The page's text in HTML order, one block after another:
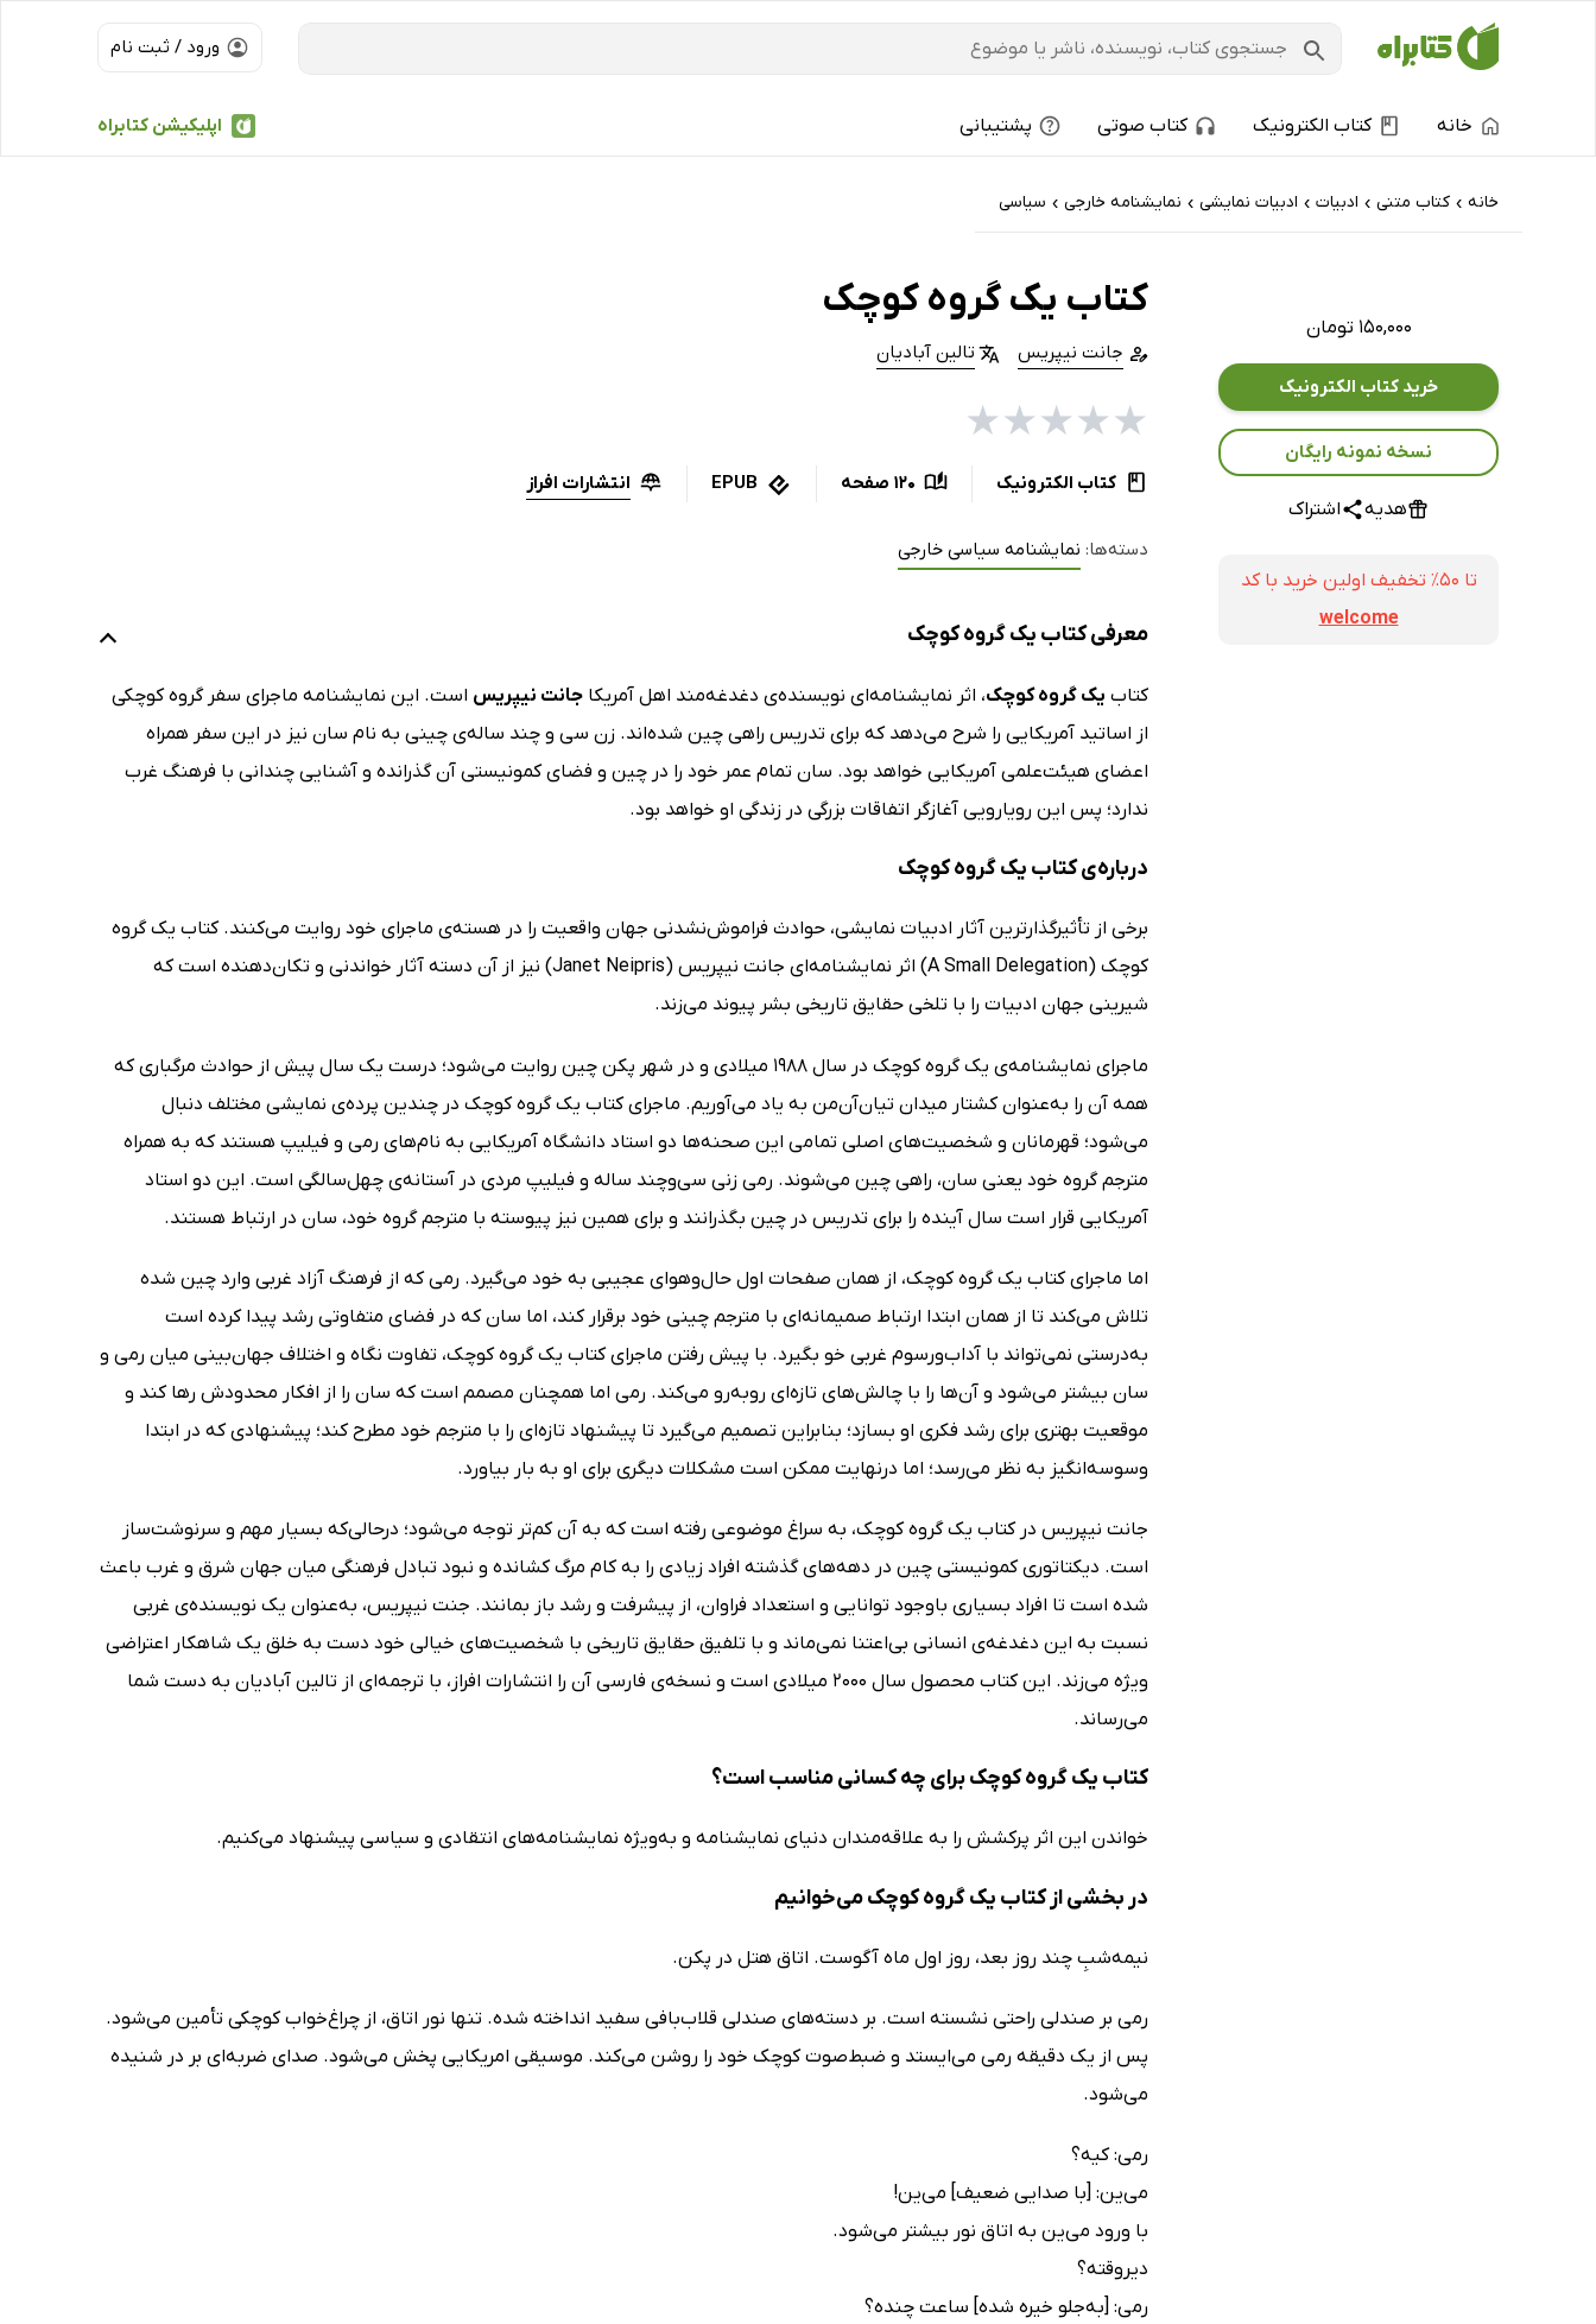
ورود / ثبت نام
اپلیکیشن کتابراه خانه کتاب الکترونیک کتاب صوتی پشتیبانی
خانه › کتاب‌ متنی › ادبیات › ادبیات نمایشی › نمایشنامه خارجی › سیاسی
۱۵۰,۰۰۰ تومان
خرید کتاب الکترونیک
نسخه نمونه رایگان
هدیه اشتراک
تا ۵۰٪ تخفیف اولین خرید با کد
welcome
کتاب یک گروه کوچک
جانت نیپریس تالین آبادیان
★
★
★
★
★
کتاب الکترونیک 120 صفحه EPUB انتشارات افراز
دسته‌ها: نمایشنامه سیاسی خارجی
معرفی کتاب یک گروه کوچک
کتاب یک گروه کوچک، اثر نمایشنامه‌ای نویسنده‌ی دغدغه‌مند اهل آمریکا جانت نیپریس است. این نمایشنامه ماجرای سفر گروه کوچکی
از اساتید آمریکایی را شرح می‌دهد که برای تدریس راهی چین شده‌اند. زن سی و چند ساله‌ی چینی به نام سان نیز در این سفر همراه
اعضای هیئت‌علمی آمریکایی خواهد بود. سان تمام عمر خود را در چین و فضای کمونیستی آن گذرانده و آشنایی چندانی با فرهنگ غرب
ندارد؛ پس این رویارویی آغازگر اتفاقات بزرگی در زندگی او خواهد بود.
درباره‌‌ی کتاب یک گروه کوچک
برخی از تأثیرگذارترین آثار ادبیات نمایشی، حوادث فراموش‌نشدنی جهان واقعیت را در هسته‌ی ماجرای خود روایت می‌کنند. کتاب یک گروه
کوچک (A Small Delegation) اثر نمایشنامه‌ای جانت نیپریس (Janet Neipris) نیز از آن دسته آثار خواندنی و تکان‌دهنده است که
شیرینی جهان ادبیات را با تلخی حقایق تاریخی بشر پیوند می‌زند.
ماجرای نمایشنامه‌ی یک گروه کوچک در سال 1988 میلادی و در شهر پکن چین روایت می‌شود؛ درست یک سال پیش از حوادث مرگباری که
همه آن را به‌عنوان کشتار میدان تیان‌آن‌من به یاد می‌آوریم. ماجرای کتاب یک گروه کوچک در چندین پرده‌ی نمایشی مختلف دنبال
می‌شود؛ قهرمانان و شخصیت‌های اصلی تمامی این صحنه‌ها دو استاد دانشگاه آمریکایی به نام‌های رمی و فیلیپ هستند که به همراه
مترجم گروه خود یعنی سان، راهی چین می‌شوند. رمی زنی سی‌وچند ساله و فیلیپ مردی در آستانه‌ی چهل‌سالگی است. این دو استاد
آمریکایی قرار است سال آینده را برای تدریس در چین بگذرانند و برای همین نیز پیوسته با مترجم گروه خود، سان در ارتباط هستند.
اما ماجرای کتاب یک گروه کوچک، از همان صفحات اول حال‌وهوای عجیبی به خود می‌گیرد. رمی که از فرهنگ آزاد غربی وارد چین شده
تلاش می‌کند تا از همان ابتدا ارتباط صمیمانه‌ای با مترجم چینی خود برقرار کند، اما سان که در فضای متفاوتی رشد پیدا کرده است
به‌درستی نمی‌تواند با آداب‌ورسوم غربی خو بگیرد. با پیش رفتن ماجرای کتاب یک گروه کوچک، تفاوت نگاه و اختلاف جهان‌بینی میان رمی و
سان بیشتر می‌شود و آن‌ها را با چالش‌های تازه‌ای روبه‌رو می‌کند. رمی اما همچنان مصمم است که سان را از افکار محدودش رها کند و
موقعیت بهتری برای رشد فکری او بسازد؛ بنابراین تصمیم می‌گیرد تا پیشنهاد تازه‌ای را با مترجم خود مطرح کند؛ پیشنهادی که در ابتدا
وسوسه‌انگیز به نظر می‌رسد؛ اما درنهایت ممکن است مشکلات دیگری برای او به بار بیاورد.
جانت نیپریس در کتاب یک گروه کوچک، به سراغ موضوعی رفته است که به آن کم‌تر توجه می‌شود؛ درحالی‌که بسیار مهم و سرنوشت‌ساز
است. دیکتاتوری کمونیستی چین در دهه‌های گذشته افراد زیادی را به کام مرگ کشانده و نبود تبادل فرهنگی میان جهان شرق و غرب باعث
شده است تا افراد بسیاری باوجود توانایی و استعداد فراوان، از پیشرفت و رشد باز بمانند. جنت نیپریس، به‌عنوان یک نویسنده‌ی غربی
نسبت به این دغدغه‌ی انسانی بی‌اعتنا نمی‌ماند و با تلفیق حقایق تاریخی با شخصیت‌های خیالی خود دست به خلق یک شاهکار اعتراضی
ویژه می‌زند. این کتاب محصول سال 2000 میلادی است و نسخه‌ی فارسی آن را انتشارات افراز، با ترجمه‌ای از تالین آبادیان به دست شما
می‌رساند.
کتاب یک گروه کوچک برای چه کسانی مناسب است؟
خواندن این اثر پرکشش را به علاقه‌مندان دنیای نمایشنامه و به‌ویژه نمایشنامه‌های انتقادی و سیاسی پیشنهاد می‌کنیم.
در بخشی از کتاب یک گروه کوچک می‌خوانیم
نیمه‌شبِ چند روز بعد، روز اول ماه آگوست. اتاق هتل در پکن.
رمی بر صندلی راحتی نشسته است. بر دسته‌های صندلی قلاب‌بافی‌ سفید انداخته شده. تنها نور اتاق، از چراغ‌خواب کوچکی تأمین می‌شود.
پس از یک دقیقه رمی می‌ایستد و ضبط‌صوت کوچک خود را روشن می‌کند. موسیقی امریکایی پخش می‌شود. صدای ضربه‌ای بر در شنیده
می‌شود.
رمی: کیه؟
می‌ین: [با صدایی ضعیف] می‌ین!
با ورود می‌ین به اتاق نور بیشتر می‌شود.
دیروقته؟
رمی: [به‌جلو خیره شده] ساعت چنده؟